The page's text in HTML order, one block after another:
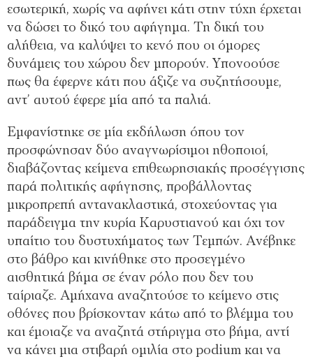
εσωτερική, χωρίς να αφήνει κάτι στην τύχη έρχεται
να δώσει το δικό του αφήγημα. Τη δική του
αλήθεια, να καλύψει το κενό που οι όμορες
δυνάμεις του χώρου δεν μπορούν. Υπονοούσε
πως θα έφερνε κάτι που άξιζε να συζητήσουμε,
αντ’ αυτού έφερε μία από τα παλιά.
Εμφανίστηκε σε μία εκδήλωση όπου τον
προσφώνησαν δύο αναγνωρίσιμοι ηθοποιοί,
διαβάζοντας κείμενα επιθεωρησιακής προσέγγισης
παρά πολιτικής αφήγησης, προβάλλοντας
μικροπρεπή αντανακλαστικά, στοχεύοντας για
παράδειγμα την κυρία Καρυστιανού και όχι τον
υπαίτιο του δυστυχήματος των Τεμπών. Ανέβηκε
στο βάθρο και κινήθηκε στο προσεγμένο
αισθητικά βήμα σε έναν ρόλο που δεν του
ταίριαζε. Αμήχανα αναζητούσε το κείμενο στις
οθόνες που βρίσκονταν κάτω από το βλέμμα του
και έμοιαζε να αναζητά στήριγμα στο βήμα, αντί
να κάνει μια στιβαρή ομιλία στο podium και να